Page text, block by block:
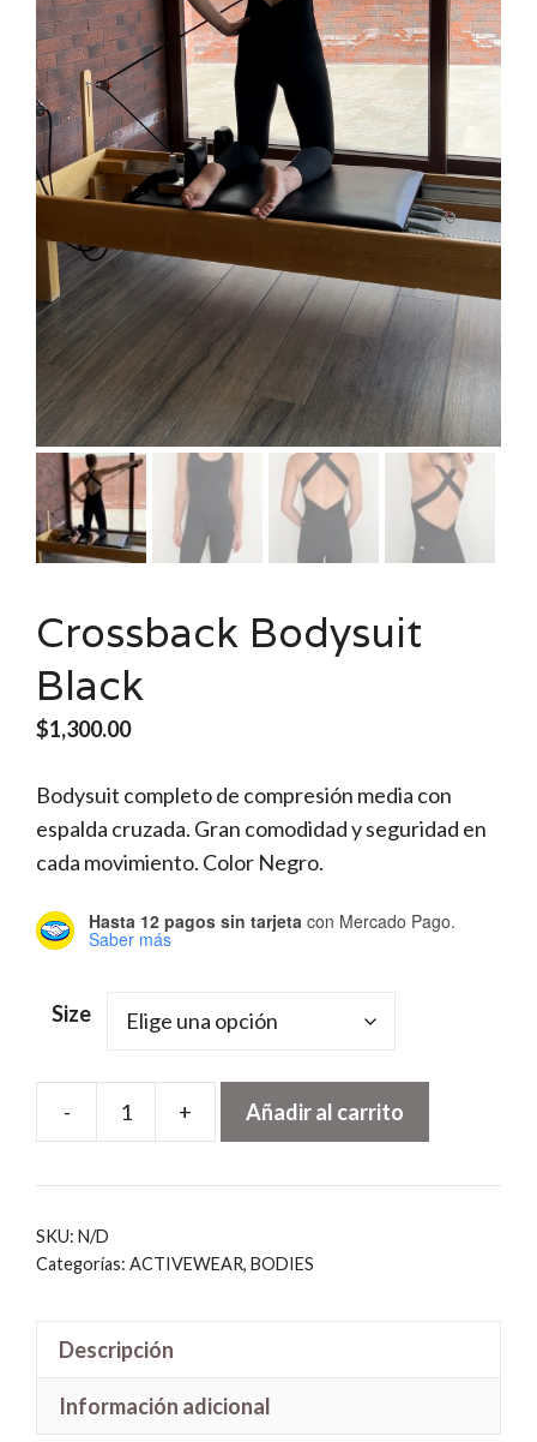
Crossback Bodysuit
Black
$1,300.00
Bodysuit completo de compresión media con
espalda cruzada. Gran comodidad y seguridad en
cada movimiento. Color Negro.
Hasta 12 pagos sin tarjeta con Mercado Pago.
Saber más
Size
-
Crossback
Black
+ Añadir al carrito
SKU: N/D
Categorías: ACTIVEWEAR, BODIES
Descripción
Información adicional